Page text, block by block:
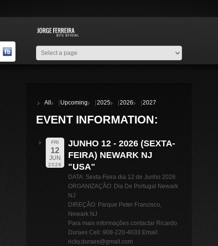
All Upcoming 2025 2026 2027
EVENT INFORMATION:
FRI
12
JUN
2026
JUNHO 12 - 2026 (SEXTA-
FEIRA) NEWARK NJ
"USA"
DATA: Sexta-Feira dia 12 de Junho 2026
ORGANIZAÇÃO: Dia De Portugal Newark
NJ
DIREÇÃO: Parque Peter Francisco,
Newark NJ
Para mais informações contactar Ricardo
Duraes Cell: 908-220-4033 Email:
ricky.duraes@gmail.com